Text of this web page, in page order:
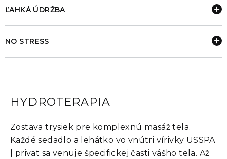
ĽAHKÁ ÚDRŽBA
NO STRESS
HYDROTERAPIA
Zostava trysiek pre komplexnú masáž tela.
Každé sedadlo a lehátko vo vnútri vírivky USSPA
| privat sa venuje špecifickej časti vášho tela. Až